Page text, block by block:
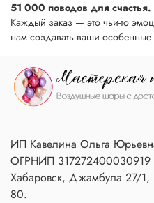
51 000 поводов для счастья.
Каждый заказ — это чьи-то
нам создавать ваши
ИП Кавелина Ольга
ОГРНИП 317272400030919
Хабаровск, Джамбула 27/
80.